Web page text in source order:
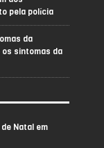
pela polícia
da
os sintomas da
Natal em